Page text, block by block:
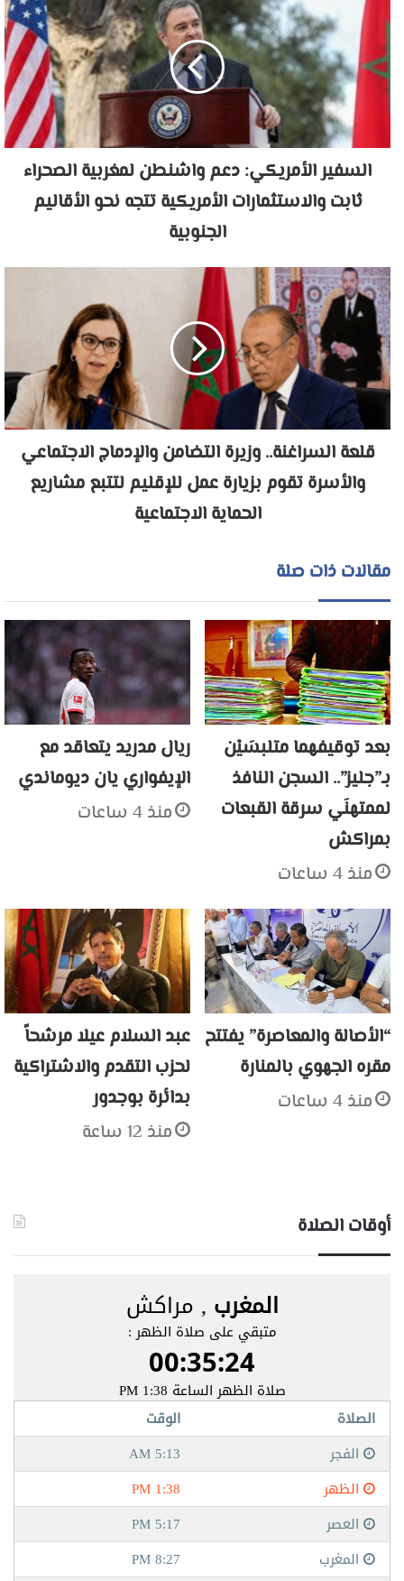
السفير الأمريكي: دعم واشنطن لمغربية الصحراء
ثابت والاستثمارات الأمريكية تتجه نحو الأقاليم
الجنوبية
قلعة السراغنة.. وزيرة التضامن والإدماج الاجتماعي
والأسرة تقوم بزيارة عمل للإقليم لتتبع مشاريع
الحماية الاجتماعية
مقالات ذات صلة
بعد توقيفهما متلبسَيْن
بـ”جليز”.. السجن النافذ
لممتهنَي سرقة القبعات
بمراكش
منذ 4 ساعات
ريال مدريد يتعاقد مع
الإيفواري يان ديوماندي
منذ 4 ساعات
“الأصالة والمعاصرة” يفتتح
مقره الجهوي بالمنارة
منذ 4 ساعات
عبد السلام عيلا مرشحاً
لحزب التقدم والاشتراكية
بدائرة بوجدور
منذ 12 ساعة
أوقات الصلاة